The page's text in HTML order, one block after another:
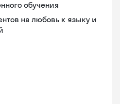
обучения
на любовь к языку и